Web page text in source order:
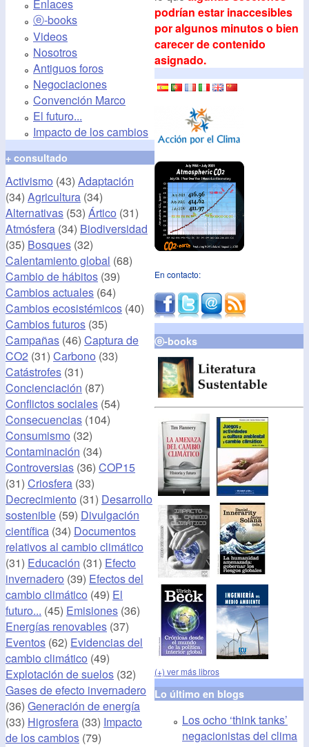
Enlaces
ⓔ-books
Videos
Nosotros
Antiguos foros
Negociaciones
Convención Marco
El futuro...
Impacto de los cambios
+ consultado
Activismo (43) Adaptación
(34) Agricultura (34)
Alternativas (53) Ártico (31)
Atmósfera (34) Biodiversidad
(35) Bosques (32)
Calentamiento global (68)
Cambio de hábitos (39)
Cambios actuales (64)
Cambios ecosistémicos (40)
Cambios futuros (35)
Campañas (46) Captura de
CO2 (31) Carbono (33)
Catástrofes (31)
Concienciación (87)
Conflictos sociales (54)
Consecuencias (104)
Consumismo (32)
Contaminación (34)
Controversias (36) COP15
(31) Criosfera (33)
Decrecimiento (31) Desarrollo
sostenible (59) Divulgación
científica (34) Documentos
relativos al cambio climático
(31) Educación (31) Efecto
invernadero (39) Efectos del
cambio climático (49) El
futuro... (45) Emisiones (36)
Energías renovables (37)
Eventos (62) Evidencias del
cambio climático (49)
Explotación de suelos (32)
Gases de efecto invernadero
(36) Generación de energía
(33) Higrosfera (33) Impacto
de los cambios (79)
podrían estar inaccesibles
por algunos minutos o bien
carecer de contenido
asignado.
En contacto:
ⓔ-books
(+) ver más libros
Lo último en blogs
Los ocho ‘think tanks’
negacionistas del clima